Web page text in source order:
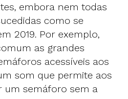
embora nem todas
como se
2019. Por exemplo,
as grandes
acessíveis aos
som que permite aos
um semáforo sem a